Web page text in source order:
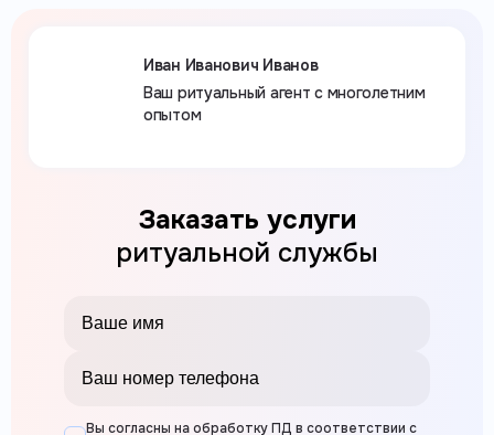
Иван Иванович Иванов
Ваш ритуальный агент с многолетним
опытом
Заказать услуги
ритуальной службы
Вы согласны на обработку ПД в соответствии с